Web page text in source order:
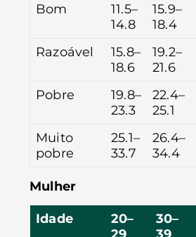
Bom
11.5–
14.8
15.9–
18.4
Razoável
15.8–
18.6
19.2–
21.6
Pobre
19.8–
23.3
22.4–
25.1
Muito
pobre
25.1–
33.7
26.4–
34.4
Mulher
Idade
20–
30–